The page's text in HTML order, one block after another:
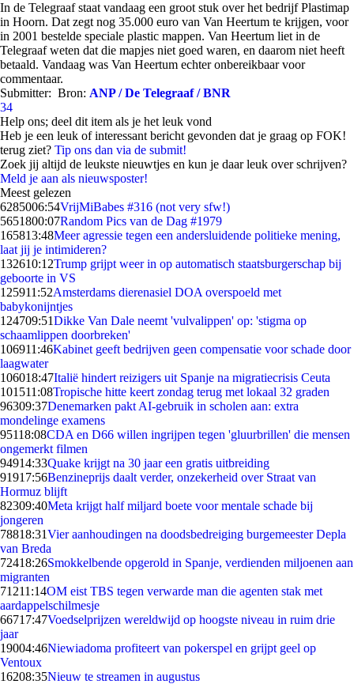
In de Telegraaf staat vandaag een groot stuk over het bedrijf Plastimap
in Hoorn. Dat zegt nog 35.000 euro van Van Heertum te krijgen, voor
in 2001 bestelde speciale plastic mappen. Van Heertum liet in de
Telegraaf weten dat die mapjes niet goed waren, en daarom niet heeft
betaald. Vandaag was Van Heertum echter onbereikbaar voor
commentaar.
Submitter: Bron: ANP / De Telegraaf / BNR
34
Help ons; deel dit item als je het leuk vond
Heb je een leuk of interessant bericht gevonden dat je graag op FOK!
terug ziet? Tip ons dan via de submit!
Zoek jij altijd de leukste nieuwtjes en kun je daar leuk over schrijven?
Meld je aan als nieuwsposter!
Meest gelezen
6285006:54VrijMiBabes #316 (not very sfw!)
5651800:07Random Pics van de Dag #1979
165813:48Meer agressie tegen een andersluidende politieke mening,
laat jij je intimideren?
132610:12Trump grijpt weer in op automatisch staatsburgerschap bij
geboorte in VS
125911:52Amsterdams dierenasiel DOA overspoeld met
babykonijntjes
124709:51Dikke Van Dale neemt 'vulvalippen' op: 'stigma op
schaamlippen doorbreken'
106911:46Kabinet geeft bedrijven geen compensatie voor schade door
laagwater
106018:47Italië hindert reizigers uit Spanje na migratiecrisis Ceuta
101511:08Tropische hitte keert zondag terug met lokaal 32 graden
96309:37Denemarken pakt AI-gebruik in scholen aan: extra
mondelinge examens
95118:08CDA en D66 willen ingrijpen tegen 'gluurbrillen' die mensen
ongemerkt filmen
94914:33Quake krijgt na 30 jaar een gratis uitbreiding
91917:56Benzineprijs daalt verder, onzekerheid over Straat van
Hormuz blijft
82309:40Meta krijgt half miljard boete voor mentale schade bij
jongeren
78818:31Vier aanhoudingen na doodsbedreiging burgemeester Depla
van Breda
72418:26Smokkelbende opgerold in Spanje, verdienden miljoenen aan
migranten
71211:14OM eist TBS tegen verwarde man die agenten stak met
aardappelschilmesje
66717:47Voedselprijzen wereldwijd op hoogste niveau in ruim drie
jaar
19004:46Niewiadoma profiteert van pokerspel en grijpt geel op
Ventoux
16208:35Nieuw te streamen in augustus